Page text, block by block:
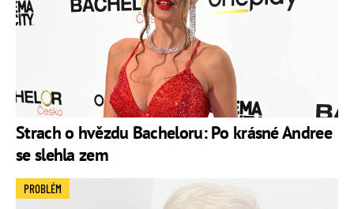
Strach o hvězdu Bacheloru: Po krásné Andree
se slehla zem
PROBLÉM